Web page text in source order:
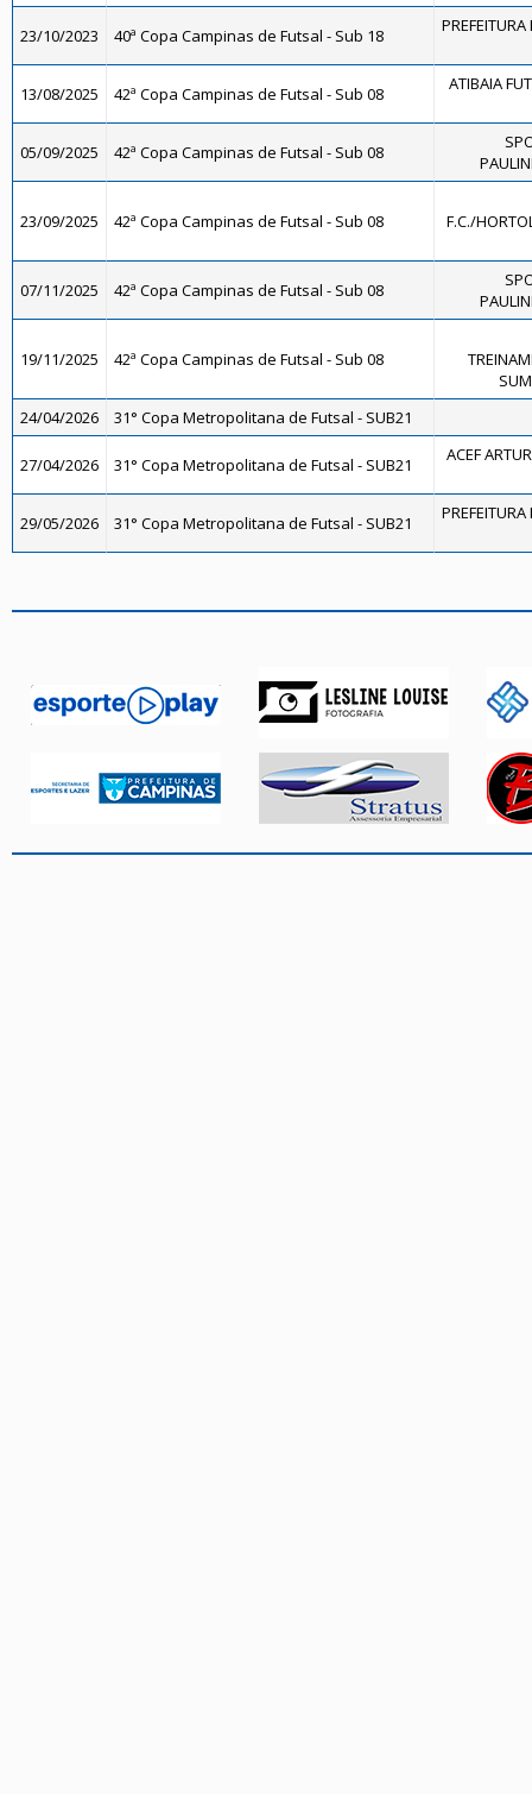
23/10/2023 40ª Copa Campinas de Futsal - Sub 18
13/08/2025 42ª Copa Campinas de Futsal - Sub 08 ATIBAIA
05/09/2025 42ª Copa Campinas de Futsal - Sub 08
23/09/2025 42ª Copa Campinas de Futsal - Sub 08 F.C./
07/11/2025 42ª Copa Campinas de Futsal - Sub 08
19/11/2025 42ª Copa Campinas de Futsal - Sub 08
24/04/2026
31° Copa Metropolitana de Futsal - SUB21
27/04/2026 31° Copa Metropolitana de Futsal - SUB21 ACEF
29/05/2026 31° Copa Metropolitana de Futsal - SUB21